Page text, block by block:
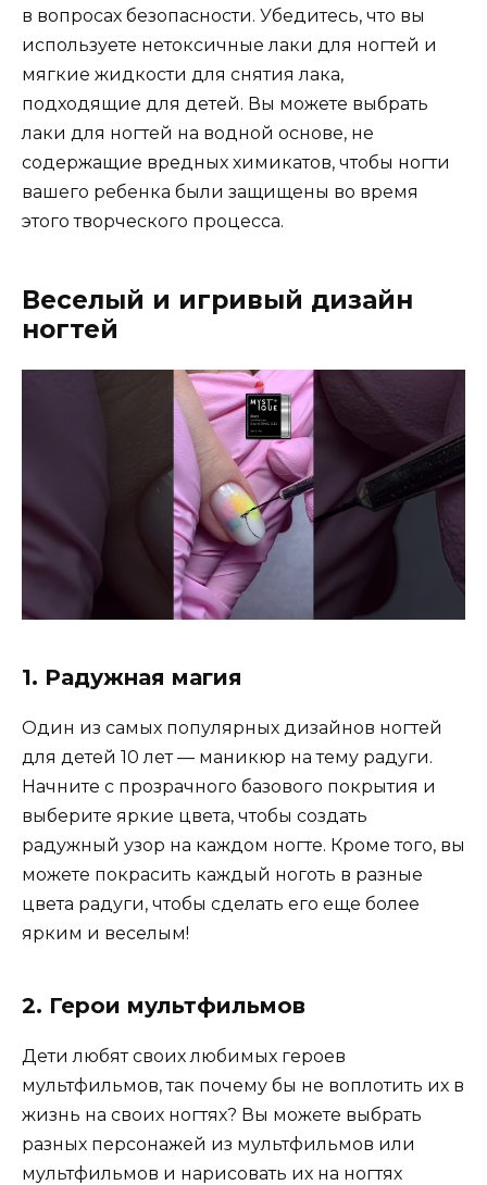
в вопросах безопасности. Убедитесь, что вы
используете нетоксичные лаки для ногтей и
мягкие жидкости для снятия лака,
подходящие для детей. Вы можете выбрать
лаки для ногтей на водной основе, не
содержащие вредных химикатов, чтобы ногти
вашего ребенка были защищены во время
этого творческого процесса.
Веселый и игривый дизайн
ногтей
1. Радужная магия
Один из самых популярных дизайнов ногтей
для детей 10 лет — маникюр на тему радуги.
Начните с прозрачного базового покрытия и
выберите яркие цвета, чтобы создать
радужный узор на каждом ногте. Кроме того, вы
можете покрасить каждый ноготь в разные
цвета радуги, чтобы сделать его еще более
ярким и веселым!
2. Герои мультфильмов
Дети любят своих любимых героев
мультфильмов, так почему бы не воплотить их в
жизнь на своих ногтях? Вы можете выбрать
разных персонажей из мультфильмов или
мультфильмов и нарисовать их на ногтях